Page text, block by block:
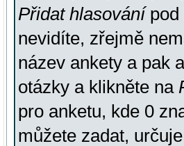
Přidat hlasovánípod
nevidíte, zřejmě
název ankety a pak
otázky a klikněte na
pro anketu, kde 0
můžete zadat,